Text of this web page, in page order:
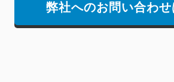
弊社へのお問い合わせ